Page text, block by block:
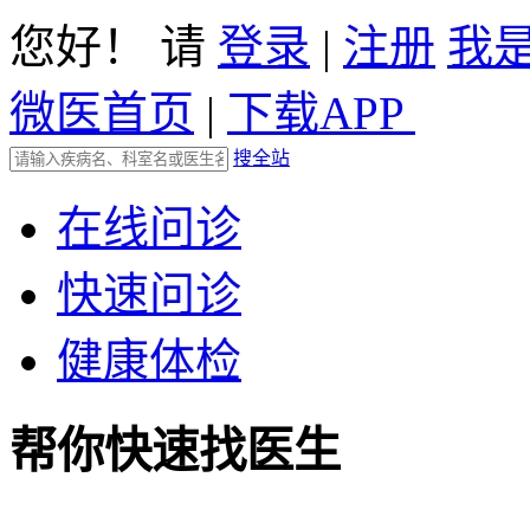
您好！ 请 登录 | 注册 我
微医首页 | 下载APP
搜全站
在线问诊
快速问诊
健康体检
帮你快速找医生